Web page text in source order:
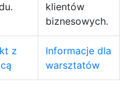
klientów
biznesowych.
z
Informacje dla
warsztatów